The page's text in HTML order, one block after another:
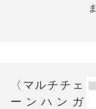
〈マルチチェ
ーンハンガ